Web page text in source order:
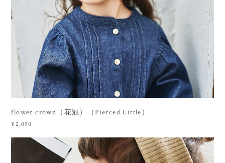
flower crown（花冠）（Pierced Little）
¥2,090